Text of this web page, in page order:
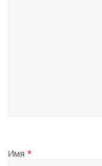
Имя*